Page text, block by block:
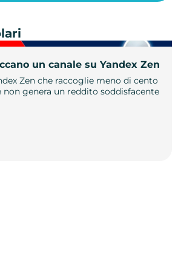
un canale su Yandex Zen
Zen che raccoglie meno di cento
genera un reddito soddisfacente